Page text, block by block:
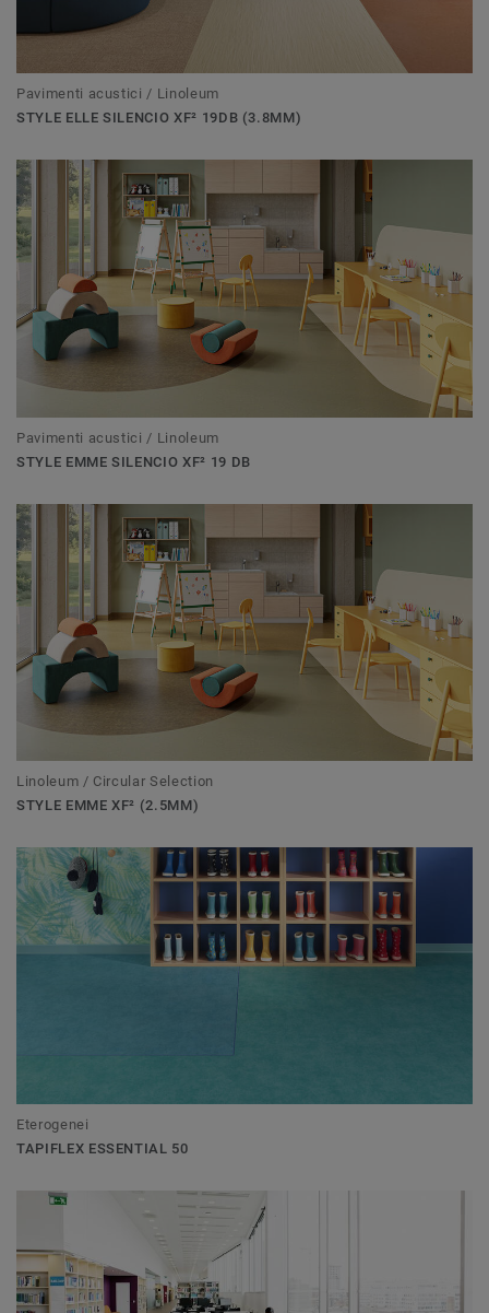
Pavimenti acustici / Linoleum
STYLE ELLE SILENCIO XF² 19DB (3.8MM)
Pavimenti acustici / Linoleum
STYLE EMME SILENCIO XF² 19 DB
Linoleum / Circular Selection
STYLE EMME XF² (2.5MM)
Eterogenei
TAPIFLEX ESSENTIAL 50